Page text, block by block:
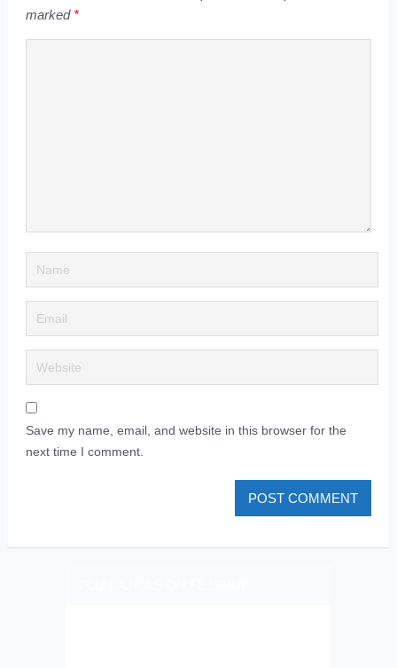
marked *
Save my name, email, and website in this browser for the
next time I comment.